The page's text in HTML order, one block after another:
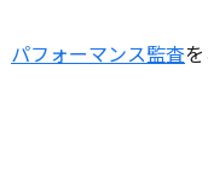
パフォーマンス監査